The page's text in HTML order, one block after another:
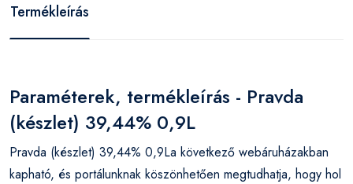
Termékleírás
Paraméterek, termékleírás - Pravda
(készlet) 39,44% 0,9L
Pravda (készlet) 39,44% 0,9La következő webáruházakban
kapható, és portálunknak köszönhetően megtudhatja, hogy hol